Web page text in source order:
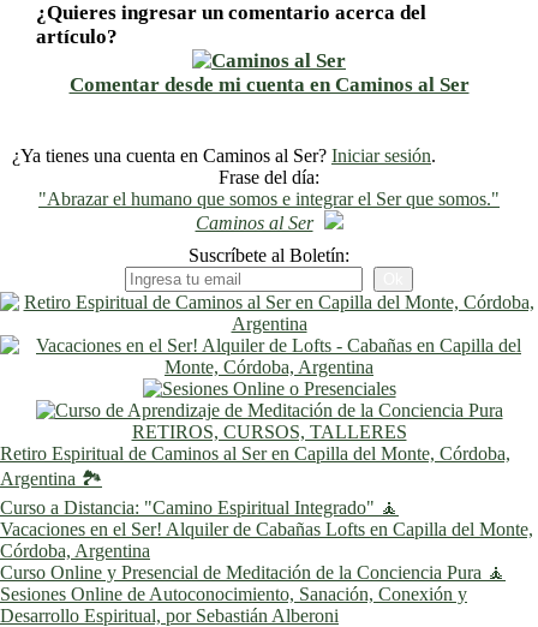
¿Quieres ingresar un comentario acerca del
artículo?
Comentar desde mi cuenta en Caminos al Ser
¿Ya tienes una cuenta en Caminos al Ser? Iniciar sesión.
Frase del día:
"Abrazar el humano que somos e integrar el Ser que somos."
Caminos al Ser
Suscríbete al Boletín:
RETIROS, CURSOS, TALLERES
Retiro Espiritual de Caminos al Ser en Capilla del Monte, Córdoba,
Argentina 🏞️
Curso a Distancia: "Camino Espiritual Integrado" 🧘
Vacaciones en el Ser! Alquiler de Cabañas Lofts en Capilla del Monte,
Córdoba, Argentina
Curso Online y Presencial de Meditación de la Conciencia Pura 🧘
Sesiones Online de Autoconocimiento, Sanación, Conexión y
Desarrollo Espiritual, por Sebastián Alberoni